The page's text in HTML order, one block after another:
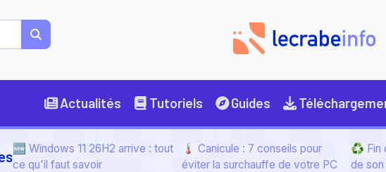
Actualités Tutoriels Guides
🆕 Windows 11 26H2 arrive : tout
ce qu'il faut savoir
🌡️ Canicule : 7 conseils pour
éviter la surchauffe de votre PC
♻️ Fin
de son